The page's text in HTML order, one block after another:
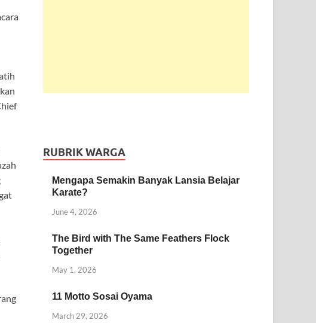
RUBRIK WARGA
Mengapa Semakin Banyak Lansia Belajar
Karate?
June 4, 2026
The Bird with The Same Feathers Flock
Together
May 1, 2026
11 Motto Sosai Oyama
March 29, 2026